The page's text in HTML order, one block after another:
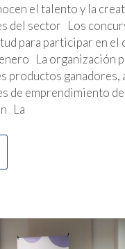
el talento y la
del sector Los
para participar en el
La organización
productos ganadores,
de emprendimiento
La